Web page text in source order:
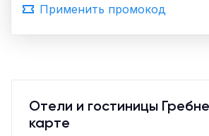
Применить промокод
Отели и гостиницы
карте